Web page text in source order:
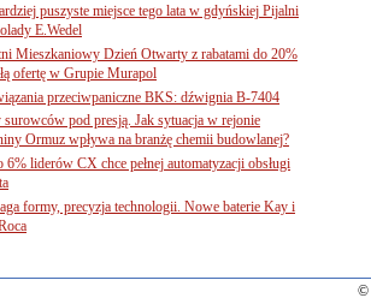
puszyste miejsce tego lata w gdyńskiej Pijalni
E.Wedel
Mieszkaniowy Dzień Otwarty z rabatami do 20%
ofertę w Grupie Murapol
przeciwpaniczne BKS: dźwignia B-7404
surowców pod presją. Jak sytuacja w rejonie
Ormuz wpływa na branżę chemii budowlanej?
6% liderów CX chce pełnej automatyzacji obsługi
formy, precyzja technologii. Nowe baterie Kay i
©